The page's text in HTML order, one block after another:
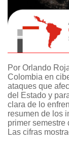
Por Orlando
Colombia en
ataques que
del Estado y
clara de lo
resumen de los
primer semestre
Las cifras